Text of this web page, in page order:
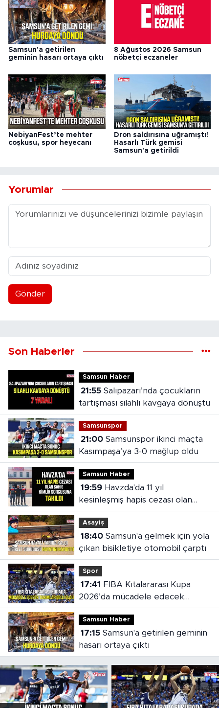
Samsun'a getirilen
geminin hasarı ortaya çıktı
8 Ağustos 2026 Samsun
nöbetçi eczaneler
NebiyanFest’te mehter
coşkusu, spor heyecanı
Dron saldırısına uğramıştı!
Hasarlı Türk gemisi
Samsun'a getirildi
Yorumlar
Gönder
Son Haberler
Samsun Haber
21:55Salıpazarı’nda çocukların
tartışması silahlı kavgaya dönüştü
Samsunspor
21:00Samsunspor ikinci maçta
Kasımpaşa’ya 3-0 mağlup oldu
Samsun Haber
19:59Havzda'da 11 yıl
kesinleşmiş hapis cezası olan
şahıs yakalandı
Asayiş
18:40Samsun'a gelmek için yola
çıkan bisikletiye otomobil çarptı
Spor
17:41
2026’da mücadele edecek
takımlar belli oldu
Samsun Haber
17:15Samsun'a getirilen geminin
hasarı ortaya çıktı